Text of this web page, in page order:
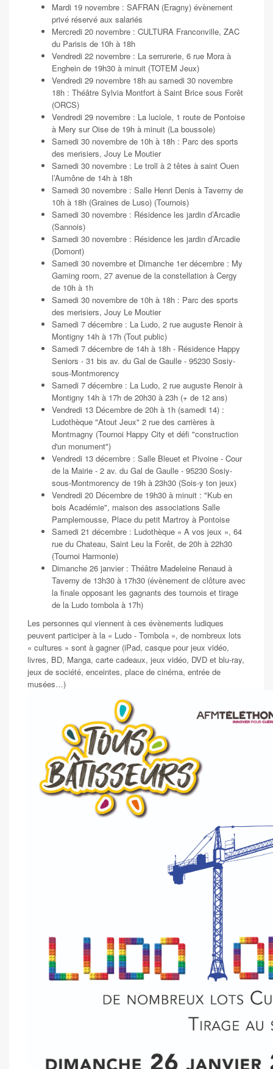
Mardi 19 novembre : SAFRAN (Eragny) évènement
privé réservé aux salariés
Mercredi 20 novembre : CULTURA Franconville, ZAC
du Parisis de 10h à 18h
Vendredi 22 novembre : La serrurerie, 6 rue Mora à
Enghein de 19h30 à minuit (TOTEM Jeux)
Vendredi 29 novembre 18h au samedi 30 novembre
18h : Théâtre Sylvia Montfort à Saint Brice sous Forêt
(ORCS)
Vendredi 29 novembre : La luciole, 1 route de Pontoise
à Mery sur Oise de 19h à minuit (La boussole)
Samedi 30 novembre de 10h à 18h : Parc des sports
des merisiers, Jouy Le Moutier
Samedi 30 novembre : Le troll à 2 têtes à saint Ouen
l’Aumône de 14h à 18h
Samedi 30 novembre : Salle Henri Denis à Taverny de
10h à 18h (Graines de Luso) (Tournois)
Samedi 30 novembre : Résidence les jardin d’Arcadie
(Sannois)
Samedi 30 novembre : Résidence les jardin d’Arcadie
(Domont)
Samedi 30 novembre et Dimanche 1er décembre : My
Gaming room, 27 avenue de la constellation à Cergy
de 10h à 1h
Samedi 30 novembre de 10h à 18h : Parc des sports
des merisiers, Jouy Le Moutier
Samedi 7 décembre : La Ludo, 2 rue auguste Renoir à
Montigny 14h à 17h (Tout public)
Samedi 7 décembre de 14h à 18h - Résidence Happy
Seniors - 31 bis av. du Gal de Gaulle - 95230 Sosiy-
sous-Montmorency
Samedi 7 décembre : La Ludo, 2 rue auguste Renoir à
Montigny 14h à 17h de 20h30 à 23h (+ de 12 ans)
Vendredi 13 Décembre de 20h à 1h (samedi 14) :
Ludothèque "Atout Jeux" 2 rue des carrières à
Montmagny (Tournoi Happy City et défi "construction
d'un monument")
Vendredi 13 décembre : Salle Bleuet et Pivoine - Cour
de la Mairie - 2 av. du Gal de Gaulle - 95230 Sosiy-
sous-Montmorency de 19h à 23h30 (Sois-y ton jeux)
Vendredi 20 Décembre de 19h30 à minuit : "Kub en
bois Académie", maison des associations Salle
Pamplemousse, Place du petit Martroy à Pontoise
Samedi 21 décembre : Ludothèque « A vos jeux », 64
rue du Chateau, Saint Leu la Forêt, de 20h à 22h30
(Tournoi Harmonie)
Dimanche 26 janvier : Théâtre Madeleine Renaud à
Taverny de 13h30 à 17h30 (évènement de clôture avec
la finale opposant les gagnants des tournois et tirage
de la Ludo tombola à 17h)
Les personnes qui viennent à ces évènements ludiques
peuvent participer à la « Ludo - Tombola », de nombreux lots
« cultures » sont à gagner (iPad, casque pour jeux vidéo,
livres, BD, Manga, carte cadeaux, jeux vidéo, DVD et blu-ray,
jeux de société, enceintes, place de cinéma, entrée de
musées…)